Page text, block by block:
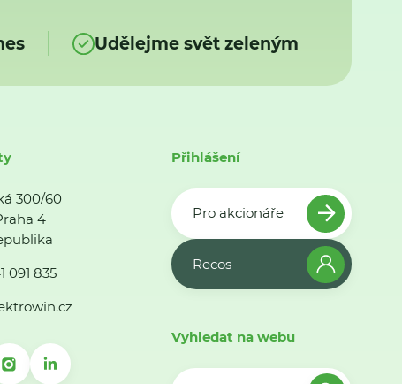
Udělejme svět zeleným
300/60
4
091 835
Přihlášení
Pro akcionáře
Recos
Vyhledat na webu